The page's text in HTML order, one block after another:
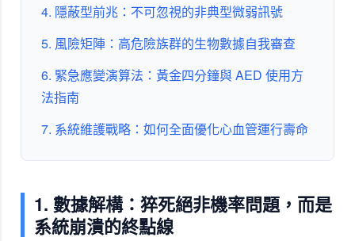
4. 隱蔽型前兆：不可忽視的非典型微弱訊號
5. 風險矩陣：高危險族群的生物數據自我審查
6. 緊急應變演算法：黃金四分鐘與 AED 使用方
法指南
7. 系統維護戰略：如何全面優化心血管運行壽命
1. 數據解構：猝死絕非機率問題，而是
系統崩潰的終點線